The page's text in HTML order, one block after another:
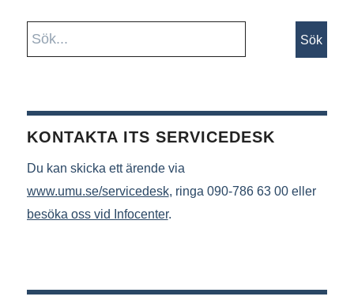
KONTAKTA ITS SERVICEDESK
Du kan skicka ett ärende via
www.umu.se/servicedesk, ringa 090-786 63 00 eller
besöka oss vid Infocenter.